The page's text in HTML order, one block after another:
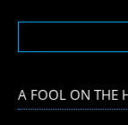
A FOOL ON THE